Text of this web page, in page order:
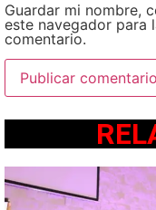
Guardar mi nombre,
este navegador para
comentario.